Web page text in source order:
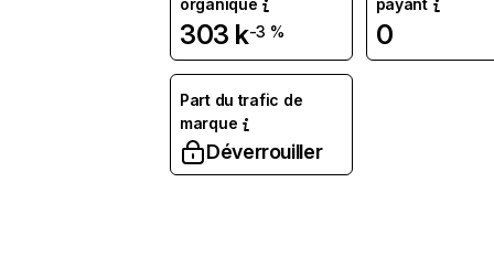
organique
303 k-3 %
payant
0
Part du trafic de
marque
Déverrouiller